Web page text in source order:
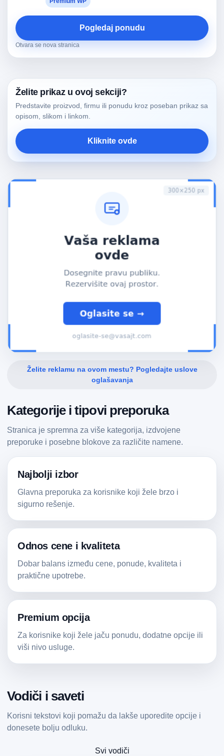
Pogledaj ponudu
Otvara se nova stranica
Želite prikaz u ovoj sekciji?
Predstavite proizvod, firmu ili ponudu kroz poseban prikaz sa
opisom, slikom i linkom.
Kliknite ovde
Želite reklamu na ovom mestu? Pogledajte uslove
oglašavanja
Kategorije i tipovi preporuka
Stranica je spremna za više kategorija, izdvojene
preporuke i posebne blokove za različite namene.
Najbolji izbor
Glavna preporuka za korisnike koji žele brzo i
sigurno rešenje.
Odnos cene i kvaliteta
Dobar balans između cene, ponude, kvaliteta i
praktične upotrebe.
Premium opcija
Za korisnike koji žele jaču ponudu, dodatne opcije ili
viši nivo usluge.
Vodiči i saveti
Korisni tekstovi koji pomažu da lakše uporedite opcije i
donesete bolju odluku.
Svi vodiči